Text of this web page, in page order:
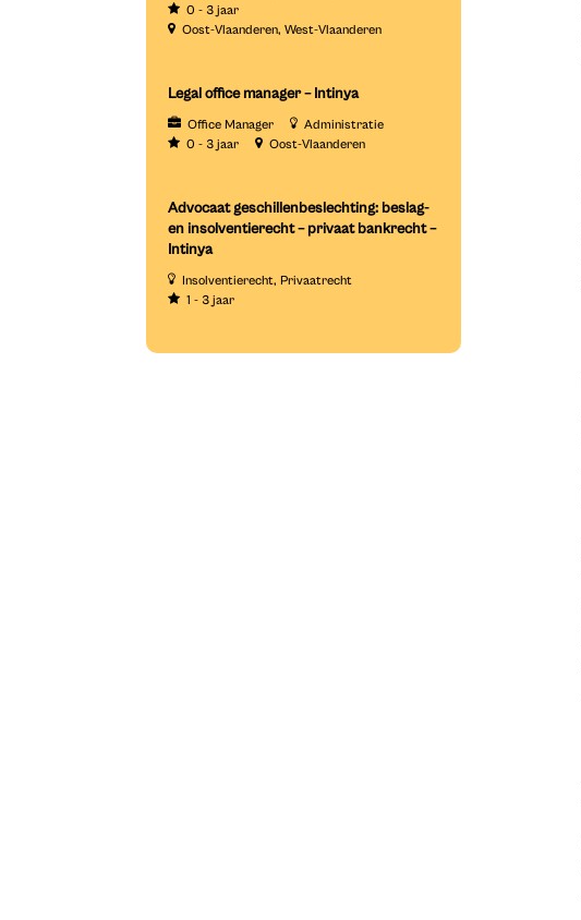
0 - 3 jaar
Oost-Vlaanderen West-Vlaanderen
Legal office manager – Intinya
Office Manager
Administratie
0 - 3 jaar
Oost-Vlaanderen
Advocaat geschillenbeslechting: beslag-
en insolventierecht – privaat bankrecht –
Intinya
Insolventierecht Privaatrecht
1 - 3 jaar